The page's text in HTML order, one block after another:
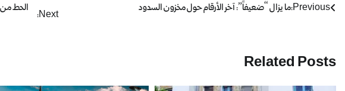
Previous:ما يزال “ضعيفاً”: آخر الأرقام حول مخزون السدود
Next:
Related Posts